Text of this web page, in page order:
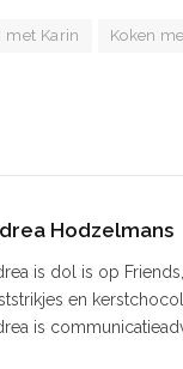
met Karin Koken
Hodzelmans
is dol is op
en
is